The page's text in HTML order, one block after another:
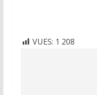
VUES: 1 208